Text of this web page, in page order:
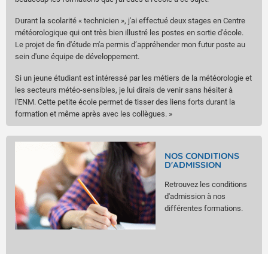
Durant la scolarité « technicien », j'ai effectué deux stages en Centre
météorologique qui ont très bien illustré les postes en sortie d'école.
Le projet de fin d'étude m'a permis d’appréhender mon futur poste au
sein d'une équipe de développement.
Si un jeune étudiant est intéressé par les métiers de la météorologie et
les secteurs météo-sensibles, je lui dirais de venir sans hésiter à
l'ENM. Cette petite école permet de tisser des liens forts durant la
formation et même après avec les collègues. »
NOS CONDITIONS
D'ADMISSION
Retrouvez les conditions
d'admission à nos
différentes formations.